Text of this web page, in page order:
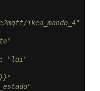
ikea_mando_4"
:
"lqi"